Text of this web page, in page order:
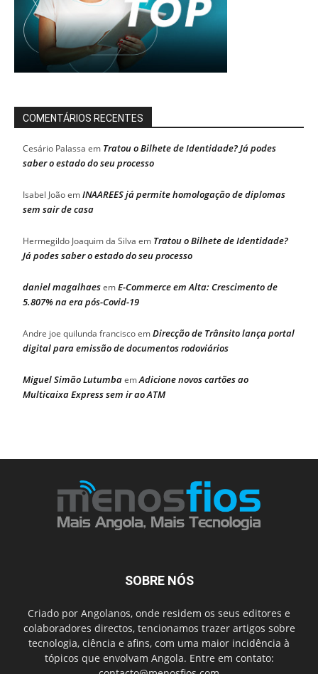
COMENTÁRIOS RECENTES
Cesário Palassa em Tratou o Bilhete de Identidade? Já podes
saber o estado do seu processo
Isabel JoãoemINAAREES já permite homologação de diplomas
sem sair de casa
Hermegildo Joaquim da Silva em Tratou o Bilhete de Identidade?
Já podes saber o estado do seu processo
daniel magalhaesemE-Commerce em Alta: Crescimento de
5.807% na era pós-Covid-19
Andre joe quilunda franciscoemDirecção de Trânsito lança portal
digital para emissão de documentos rodoviários
Miguel Simão LutumbaemAdicione novos cartões ao
Multicaixa Express sem ir ao ATM
SOBRE NÓS
Criado por Angolanos, onde residem os seus editores e
colaboradores directos, tencionamos trazer artigos sobre
tecnologia, ciência e afins, com uma maior incidência à
tópicos que envolvam Angola. Entre em contato: